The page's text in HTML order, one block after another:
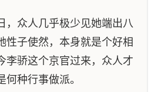
，众人几乎极少见她端出八
性子使然，本身就是个好相
李骄这个京官过来，众人才
种行事做派。